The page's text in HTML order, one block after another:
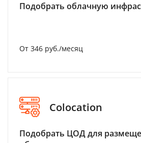
Подобрать облачную
От 346 руб./месяц
Colocation
Подобрать ЦОД для